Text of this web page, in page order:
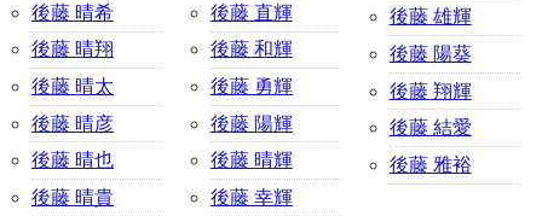
後藤 晴希
後藤 晴翔
後藤 晴太
後藤 晴彦
後藤 晴也
後藤 晴貴
後藤 直輝
後藤 和輝
後藤 勇輝
後藤 陽輝
後藤 晴輝
後藤 幸輝
後藤 雄輝
後藤 陽葵
後藤 翔輝
後藤 結愛
後藤 雅裕